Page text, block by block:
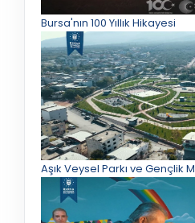
Bursa'nın 100 Yıllık Hikayesi
Aşık Veysel Parkı ve Gençlik